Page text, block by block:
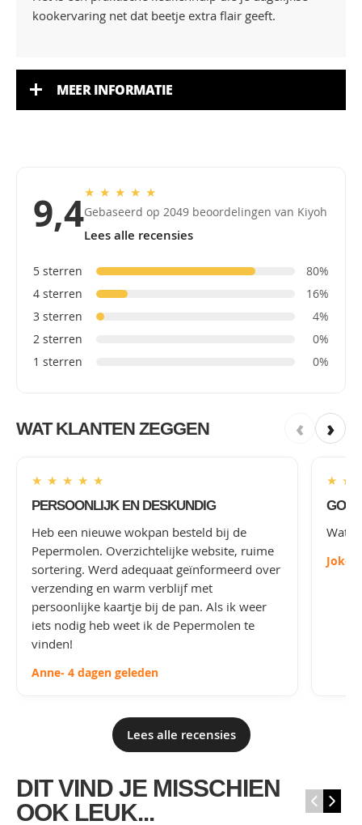
kookervaring net dat beetje extra flair geeft.
MEER INFORMATIE
9,4★ ★ ★ ★ ★
Gebaseerd op 2049 beoordelingen van Kiyoh
Lees alle recensies
5 sterren
80%
4 sterren
16%
3 sterren
4%
2 sterren
0%
1 sterren
0%
WAT KLANTEN ZEGGEN ‹ ›
★ ★ ★ ★ ★
PERSOONLIJK EN DESKUNDIG
Heb een nieuwe wokpan besteld bij de
Pepermolen. Overzichtelijke website, ruime
sortering. Werd adequaat geïnformeerd over
verzending en warm verblijf met
persoonlijke kaartje bij de pan. Als ik weer
iets nodig heb weet ik de Pepermolen te
vinden!
Anne- 4 dagen geleden
★ ★
Wat
Joke
Lees alle recensies
DIT VIND JE MISSCHIEN
OOK LEUK...
‹ ›